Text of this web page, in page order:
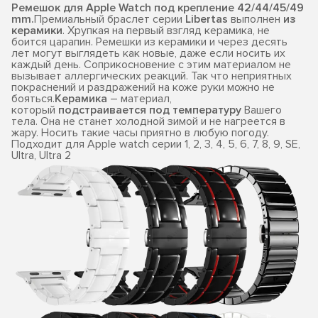
Ремешок для Apple Watch под крепление 42/44/45/49
mm.Премиальный браслет серии Libertas выполнен из
керамики. Хрупкая на первый взгляд керамика, не
боится царапин. Ремешки из керамики и через десять
лет могут выглядеть как новые, даже если носить их
каждый день. Соприкосновение с этим материалом не
вызывает аллергических реакций. Так что неприятных
покраснений и раздражений на коже руки можно не
бояться.Керамика – материал,
который подстраивается под температуру Вашего
тела. Она не станет холодной зимой и не нагреется в
жару. Носить такие часы приятно в любую погоду.
Подходит для Apple watch серии 1, 2, 3, 4, 5, 6, 7, 8, 9, SE,
Ultra, Ultra 2